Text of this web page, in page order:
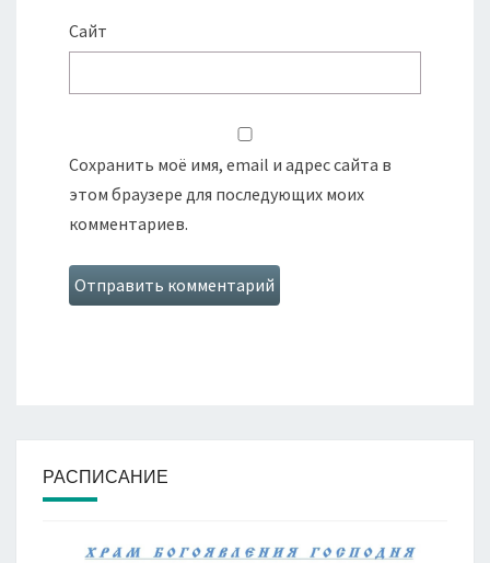
Сайт
Сохранить моё имя, email и адрес сайта в
этом браузере для последующих моих
комментариев.
РАСПИСАНИЕ